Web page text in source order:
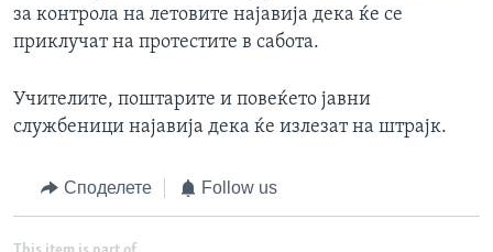
за контрола на летовите најавија дека ќе се
приклучат на протестите в сабота.
Учителите, поштарите и повеќето јавни
службеници најавија дека ќе излезат на штрајк.
Споделете Follow us